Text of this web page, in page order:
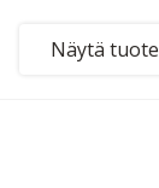
Näytä tuote